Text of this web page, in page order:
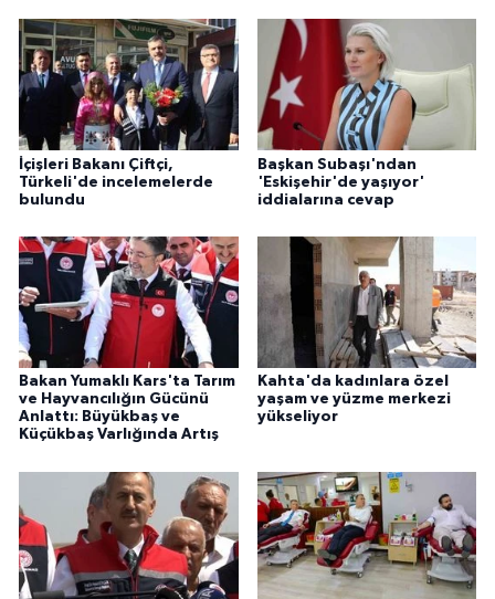
İçişleri Bakanı Çiftçi,
Türkeli'de incelemelerde
bulundu
Başkan Subaşı'ndan
'Eskişehir'de yaşıyor'
iddialarına cevap
Bakan Yumaklı Kars'ta Tarım
ve Hayvancılığın Gücünü
Anlattı: Büyükbaş ve
Küçükbaş Varlığında Artış
Kahta'da kadınlara özel
yaşam ve yüzme merkezi
yükseliyor